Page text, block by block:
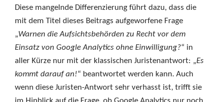
Diese mangelnde Differenzierung führt dazu, dass die
mit dem Titel dieses Beitrags aufgeworfene Frage
„Warnen die Aufsichtsbehörden zu Recht vor dem
Einsatz von Google Analytics ohne Einwilligung?“ in
aller Kürze nur mit der klassischen Juristenantwort: „Es
kommt darauf an!“ beantwortet werden kann. Auch
wenn diese Juristen-Antwort sehr verhasst ist, trifft sie